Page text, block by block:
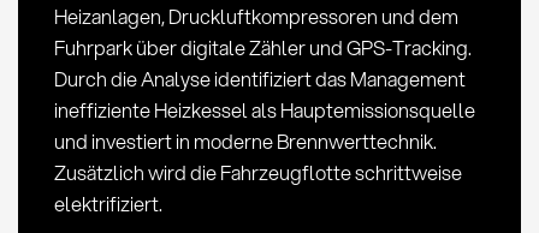
Heizanlagen, Druckluftkompressoren und dem
Fuhrpark über digitale Zähler und GPS-Tracking.
Durch die Analyse identifiziert das Management
ineffiziente Heizkessel als Hauptemissionsquelle
und investiert in moderne Brennwerttechnik.
Zusätzlich wird die Fahrzeugflotte schrittweise
elektrifiziert.